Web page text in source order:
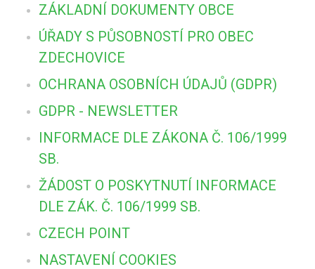
ZÁKLADNÍ DOKUMENTY OBCE
ÚŘADY S PŮSOBNOSTÍ PRO OBEC
ZDECHOVICE
OCHRANA OSOBNÍCH ÚDAJŮ (GDPR)
GDPR - NEWSLETTER
INFORMACE DLE ZÁKONA Č. 106/1999
SB.
ŽÁDOST O POSKYTNUTÍ INFORMACE
DLE ZÁK. Č. 106/1999 SB.
CZECH POINT
NASTAVENÍ COOKIES